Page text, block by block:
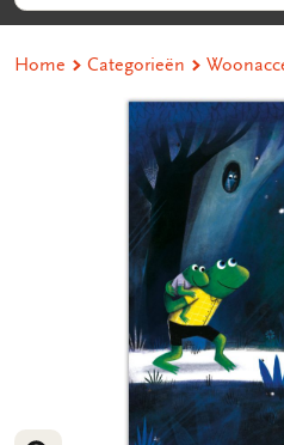
Home Categorieën